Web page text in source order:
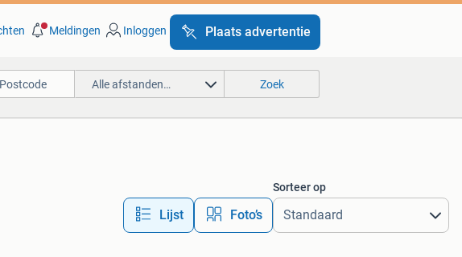
Meldingen Inloggen Plaats advertentie
Alle afstanden… Zoek
Lijst Foto’s
Sorteer op